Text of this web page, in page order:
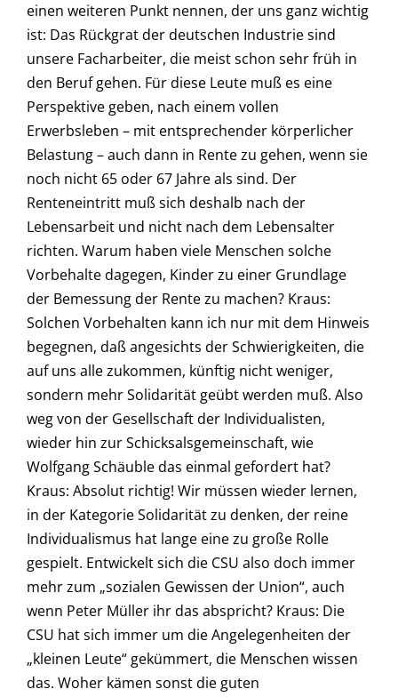
einen weiteren Punkt nennen, der uns ganz wichtig
ist: Das Rückgrat der deutschen Industrie sind
unsere Facharbeiter, die meist schon sehr früh in
den Beruf gehen. Für diese Leute muß es eine
Perspektive geben, nach einem vollen
Erwerbsleben – mit entsprechender körperlicher
Belastung – auch dann in Rente zu gehen, wenn sie
noch nicht 65 oder 67 Jahre als sind. Der
Renteneintritt muß sich deshalb nach der
Lebensarbeit und nicht nach dem Lebensalter
richten. Warum haben viele Menschen solche
Vorbehalte dagegen, Kinder zu einer Grundlage
der Bemessung der Rente zu machen? Kraus:
Solchen Vorbehalten kann ich nur mit dem Hinweis
begegnen, daß angesichts der Schwierigkeiten, die
auf uns alle zukommen, künftig nicht weniger,
sondern mehr Solidarität geübt werden muß. Also
weg von der Gesellschaft der Individualisten,
wieder hin zur Schicksalsgemeinschaft, wie
Wolfgang Schäuble das einmal gefordert hat?
Kraus: Absolut richtig! Wir müssen wieder lernen,
in der Kategorie Solidarität zu denken, der reine
Individualismus hat lange eine zu große Rolle
gespielt. Entwickelt sich die CSU also doch immer
mehr zum „sozialen Gewissen der Union“, auch
wenn Peter Müller ihr das abspricht? Kraus: Die
CSU hat sich immer um die Angelegenheiten der
„kleinen Leute“ gekümmert, die Menschen wissen
das. Woher kämen sonst die guten